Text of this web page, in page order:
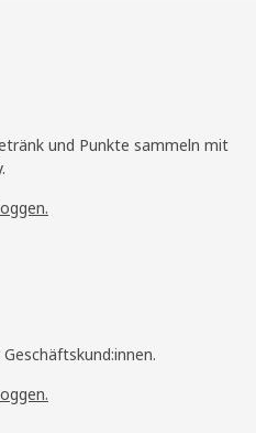
und Punkte sammeln mit